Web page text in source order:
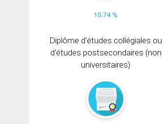
10.74 %
Diplôme d'études collégiales ou
d'études postsecondaires (non
universitaires)